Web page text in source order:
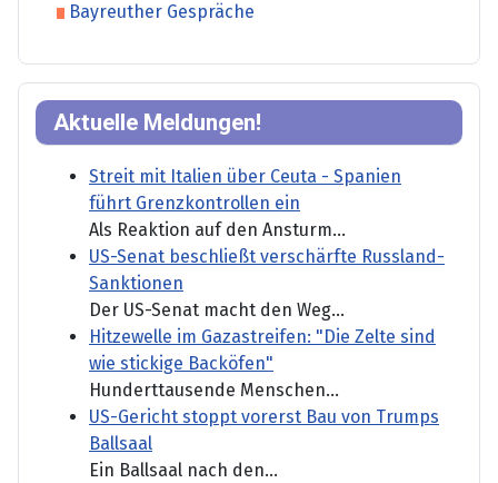
Bayreuther Gespräche
Aktuelle Meldungen!
Streit mit Italien über Ceuta - Spanien
führt Grenzkontrollen ein
Als Reaktion auf den Ansturm...
US-Senat beschließt verschärfte Russland-
Sanktionen
Der US-Senat macht den Weg...
Hitzewelle im Gazastreifen: "Die Zelte sind
wie stickige Backöfen"
Hunderttausende Menschen...
US-Gericht stoppt vorerst Bau von Trumps
Ballsaal
Ein Ballsaal nach den...